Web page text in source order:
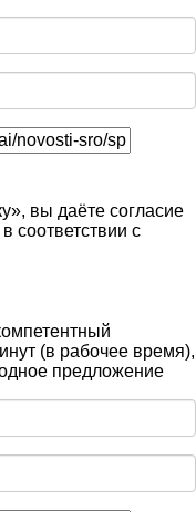
вы даёте согласие
соответствии с
(в рабочее время),
предложение